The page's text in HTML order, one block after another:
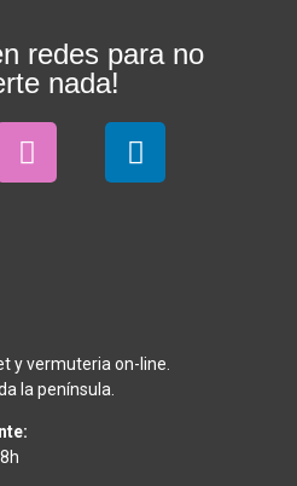
redes para no
nada!
y vermuteria on-line.
la península.